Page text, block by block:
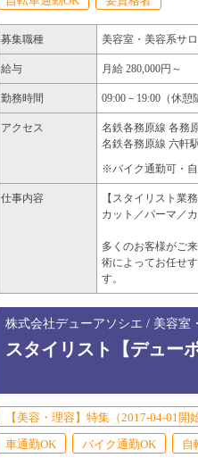
募集職種 美容室・美容系サ
給与 月給 280,000円～
勤務時間 09:00－19:00（休憩
アクセス
名鉄各務原線 各務
名鉄各務原線 六軒
※バイク通勤可・
仕事内容
【スタイリスト業務
カット／パーマ／
多くのお客様がご
術によってお任せ
す。
株式会社デューアソシエ / 美容室
スタイリスト【デュー
【美容・理容】特集（2017-04-01開始
車通勤OK
バイク通勤OK 自